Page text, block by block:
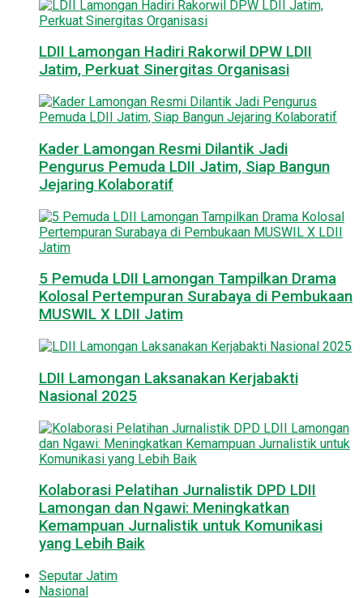
LDII Lamongan Hadiri Rakorwil DPW LDII
Jatim, Perkuat Sinergitas Organisasi
Kader Lamongan Resmi Dilantik Jadi
Pengurus Pemuda LDII Jatim, Siap Bangun
Jejaring Kolaboratif
5 Pemuda LDII Lamongan Tampilkan Drama
Kolosal Pertempuran Surabaya di Pembukaan
MUSWIL X LDII Jatim
LDII Lamongan Laksanakan Kerjabakti
Nasional 2025
Kolaborasi Pelatihan Jurnalistik DPD LDII
Lamongan dan Ngawi: Meningkatkan
Kemampuan Jurnalistik untuk Komunikasi
yang Lebih Baik
Seputar Jatim
Nasional